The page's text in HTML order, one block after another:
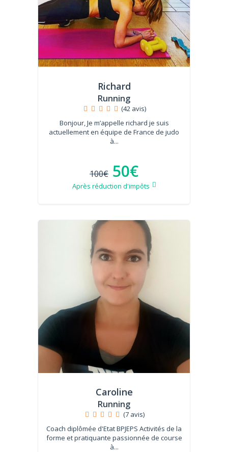
Richard
Running
(42 avis)
Bonjour, Je m’appelle richard je suis
actuellement en équipe de France de judo
à...
100€ 50€
Après réduction d'impôts
Caroline
Running
(7 avis)
Coach diplômée d'Etat BPJEPS Activités de la
forme et pratiquante passionnée de course
à...